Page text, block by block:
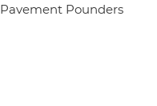
Pavement Pounders